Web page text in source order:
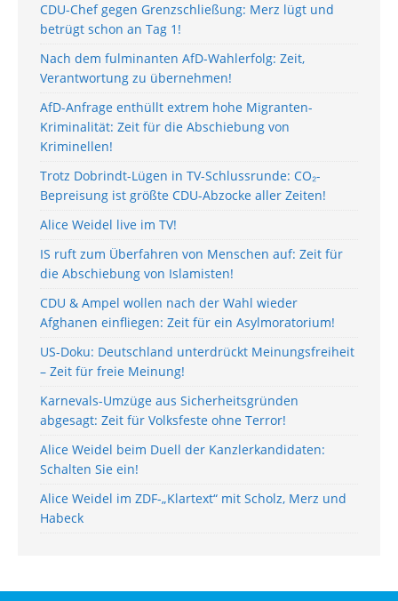
CDU-Chef gegen Grenzschließung: Merz lügt und
betrügt schon an Tag 1!
Nach dem fulminanten AfD-Wahlerfolg: Zeit,
Verantwortung zu übernehmen!
AfD-Anfrage enthüllt extrem hohe Migranten-
Kriminalität: Zeit für die Abschiebung von
Kriminellen!
Trotz Dobrindt-Lügen in TV-Schlussrunde: CO₂-
Bepreisung ist größte CDU-Abzocke aller Zeiten!
Alice Weidel live im TV!
IS ruft zum Überfahren von Menschen auf: Zeit für
die Abschiebung von Islamisten!
CDU & Ampel wollen nach der Wahl wieder
Afghanen einfliegen: Zeit für ein Asylmoratorium!
US-Doku: Deutschland unterdrückt Meinungsfreiheit
– Zeit für freie Meinung!
Karnevals-Umzüge aus Sicherheitsgründen
abgesagt: Zeit für Volksfeste ohne Terror!
Alice Weidel beim Duell der Kanzlerkandidaten:
Schalten Sie ein!
Alice Weidel im ZDF-„Klartext“ mit Scholz, Merz und
Habeck